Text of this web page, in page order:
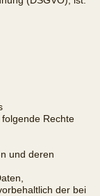
Rechte
und deren
der bei